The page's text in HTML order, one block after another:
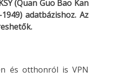
(Quan Guo Bao Kan
adatbázishoz. Az
és otthonról is VPN